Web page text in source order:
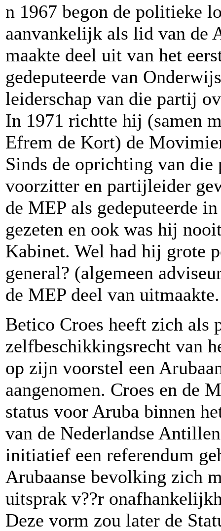
n 1967 begon de politieke
aanvankelijk als lid van de
maakte deel uit van het
gedeputeerde van
leiderschap van die partij
In 1971 richtte hij (samen
Efrem de Kort) de
Sinds de oprichting van
voorzitter en partijleider
de MEP als gedeputeerde
gezeten en ook was hij
Kabinet. Wel had hij grote
general? (algemeen
de MEP deel van
Betico Croes heeft zich als
zelfbeschikkingsrecht van
op zijn voorstel een
aangenomen. Croes en de
status voor Aruba binnen
van de Nederlandse
initiatief een referendum
Arubaanse bevolking zich
uitsprak v??r
Deze vorm zou later de